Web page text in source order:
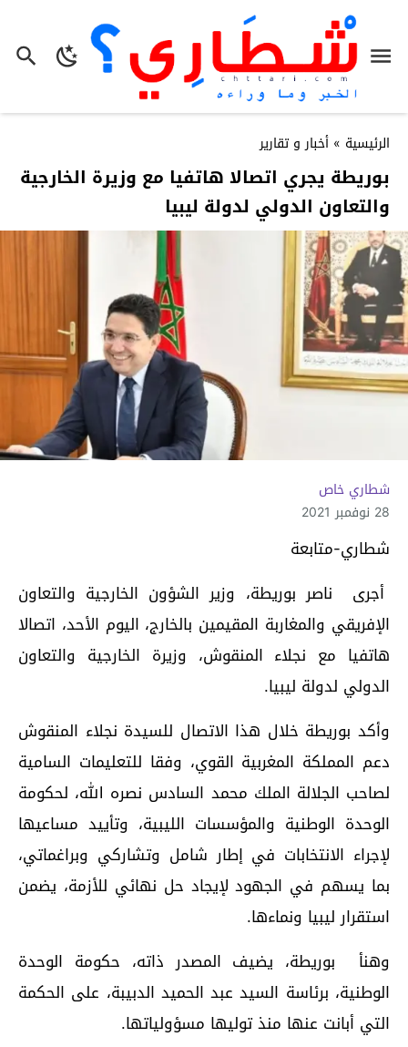
الرئيسية » أخبار و تقارير
بوريطة يجري اتصالا هاتفيا مع وزيرة الخارجية
والتعاون الدولي لدولة ليبيا
شطاري خاص
28 نوفمبر 2021
شطاري-متابعة
أجرى ناصر بوريطة، وزير الشؤون الخارجية والتعاون
الإفريقي والمغاربة المقيمين بالخارج، اليوم الأحد، اتصالا
هاتفيا مع نجلاء المنقوش، وزيرة الخارجية والتعاون
الدولي لدولة ليبيا.
وأكد بوريطة خلال هذا الاتصال للسيدة نجلاء المنقوش
دعم المملكة المغربية القوي، وفقا للتعليمات السامية
لصاحب الجلالة الملك محمد السادس نصره الله، لحكومة
الوحدة الوطنية والمؤسسات الليبية، وتأييد مساعيها
لإجراء الانتخابات في إطار شامل وتشاركي وبراغماتي،
بما يسهم في الجهود لإيجاد حل نهائي للأزمة، يضمن
استقرار ليبيا ونماءها.
وهنأ بوريطة، يضيف المصدر ذاته، حكومة الوحدة
الوطنية، برئاسة السيد عبد الحميد الدبيبة، على الحكمة
التي أبانت عنها منذ توليها مسؤولياتها.